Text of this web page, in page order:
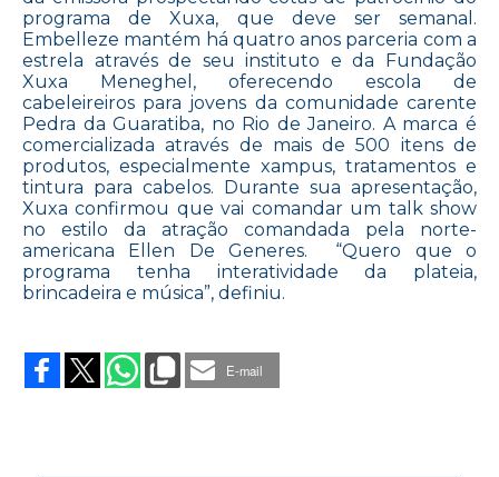
programa de Xuxa, que deve ser semanal.
Embelleze mantém há quatro anos parceria com a
estrela através de seu instituto e da Fundação
Xuxa Meneghel, oferecendo escola de
cabeleireiros para jovens da comunidade carente
Pedra da Guaratiba, no Rio de Janeiro. A marca é
comercializada através de mais de 500 itens de
produtos, especialmente xampus, tratamentos e
tintura para cabelos. Durante sua apresentação,
Xuxa confirmou que vai comandar um talk show
no estilo da atração comandada pela norte-
americana Ellen De Generes. “Quero que o
programa tenha interatividade da plateia,
brincadeira e música”, definiu.
ABRE
LISTA
E-mail